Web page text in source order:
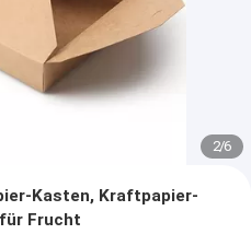
2/6
Kasten, Kraftpapier-
Frucht